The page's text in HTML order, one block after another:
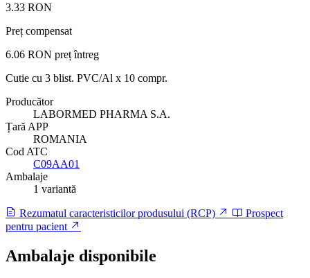
3.33 RON
Preț compensat
6.06 RON preț întreg
Cutie cu 3 blist. PVC/Al x 10 compr.
Producător
LABORMED PHARMA S.A.
Țară APP
ROMANIA
Cod ATC
C09AA01
Ambalaje
1 variantă
Rezumatul caracteristicilor produsului (RCP)
Prospect
pentru pacient
Ambalaje disponibile